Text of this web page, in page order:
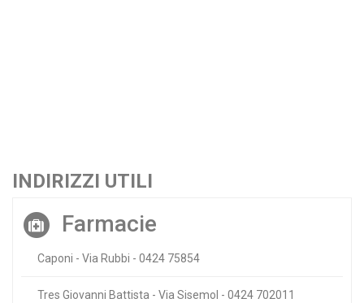
INDIRIZZI UTILI
Farmacie
Caponi - Via Rubbi - 0424 75854
Tres Giovanni Battista - Via Sisemol - 0424 702011